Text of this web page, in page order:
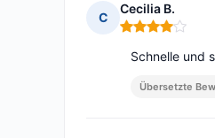
C
Cecilia B.
Hinweis: 4 von 5
Schnelle und
Übersetzte